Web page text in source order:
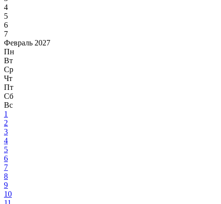
4
5
6
7
Февраль 2027
Пн
Вт
Ср
Чт
Пт
Сб
Вс
1
2
3
4
5
6
7
8
9
10